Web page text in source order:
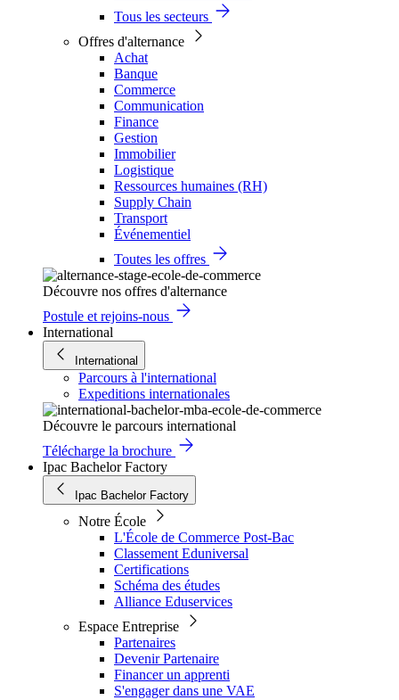
Tous les secteurs
Offres d'alternance
Achat
Banque
Commerce
Communication
Finance
Gestion
Immobilier
Logistique
Ressources humaines (RH)
Supply Chain
Transport
Événementiel
Toutes les offres
Découvre nos offres d'alternance
Postule et rejoins-nous
International
International
Parcours à l'international
Expeditions internationales
Découvre le parcours international
Télécharge la brochure
Ipac Bachelor Factory
Ipac Bachelor Factory
Notre École
L'École de Commerce Post-Bac
Classement Eduniversal
Certifications
Schéma des études
Alliance Eduservices
Espace Entreprise
Partenaires
Devenir Partenaire
Financer un apprenti
S'engager dans une VAE